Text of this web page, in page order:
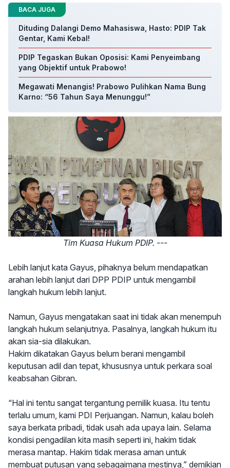
BACA JUGA
Dituding Dalangi Demo Mahasiswa, Hasto: PDIP Tak
Gentar, Kami Kebal!
PDIP Tegaskan Bukan Oposisi: Kami Penyeimbang
yang Objektif untuk Prabowo!
Megawati Menangis! Prabowo Pulihkan Nama Bung
Karno: “56 Tahun Saya Menunggu!”
Tim Kuasa Hukum PDIP. ---
Lebih lanjut kata Gayus, pihaknya belum mendapatkan
arahan lebih lanjut dari DPP PDIP untuk mengambil
langkah hukum lebih lanjut.
Namun, Gayus mengatakan saat ini tidak akan menempuh
langkah hukum selanjutnya. Pasalnya, langkah hukum itu
akan sia-sia dilakukan.
Hakim dikatakan Gayus belum berani mengambil
keputusan adil dan tepat, khususnya untuk perkara soal
keabsahan Gibran.
“Hal ini tentu sangat tergantung pemilik kuasa. Itu tentu
terlalu umum, kami PDI Perjuangan. Namun, kalau boleh
saya berkata pribadi, tidak usah ada upaya lain. Selama
kondisi pengadilan kita masih seperti ini, hakim tidak
merasa mantap. Hakim tidak merasa aman untuk
membuat putusan yang sebagaimana mestinya,” demikian